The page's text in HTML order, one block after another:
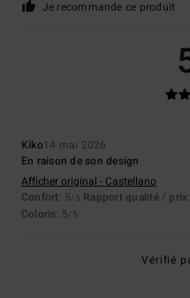
Je recommande ce produit
Kiko14 mai 2026
En raison de son design
Afficher original - Castellano
Confort: 5/5 Rapport qualité / prix
Coloris: 5/5
Vérifié